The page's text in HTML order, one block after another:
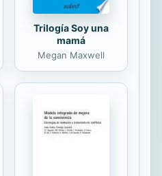
Trilogía Soy una
mamá
Megan Maxwell